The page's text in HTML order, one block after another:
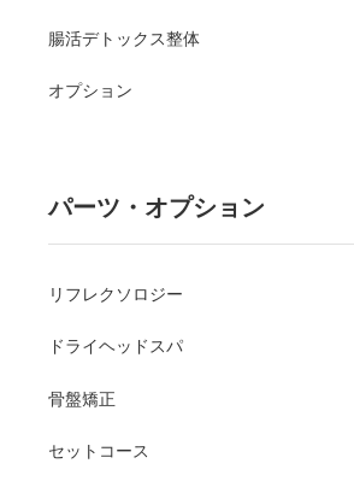
腸活デトックス整体
オプション
パーツ・オプション
リフレクソロジー
ドライヘッドスパ
骨盤矯正
セットコース